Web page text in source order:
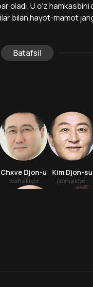
oladi. U o‘z
bilan hayot-mamot
Batafsil
Chxve Djon-u
Bosh aktyor
Kim Djon-su
Bosh aktyor